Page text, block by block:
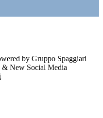
by Gruppo Spaggiari
& New Social Media